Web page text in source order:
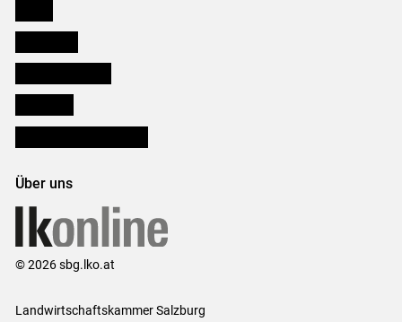
Über uns
© 2026 sbg.lko.at
Landwirtschaftskammer Salzburg